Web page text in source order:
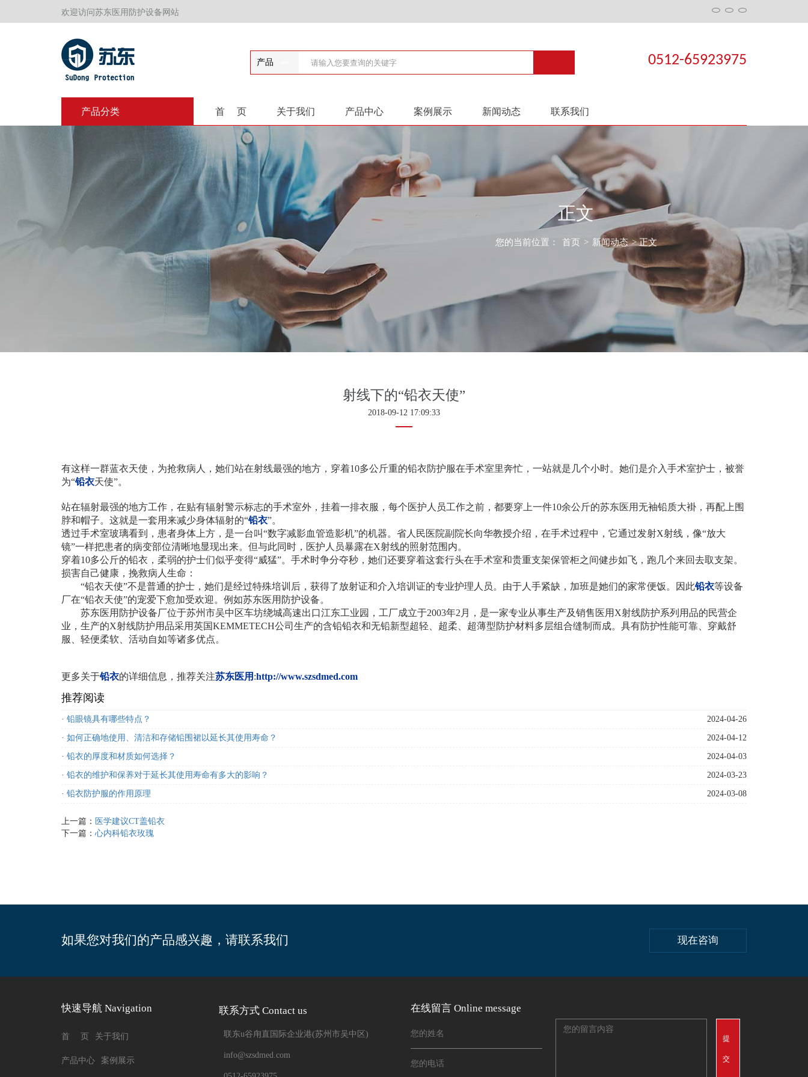
欢迎访问苏东医用防护设备网站
0512-65923975
产品
产品分类 首 页 关于我们 产品中心 案例展示 新闻动态 联系我们
正文
您的当前位置： 首页 > 新闻动态> 正文
射线下的“铅衣天使”
2018-09-12 17:09:33
有这样一群蓝衣天使，为抢救病人，她们站在射线最强的地方，穿着10多公斤重的铅衣防护服在手术室里奔忙，一站就是 几个小时。她们是介入手术室护士，被誉
为“铅衣天使”。
站在辐射最强的地方工作， 在贴有辐射警示标志的手术室外，挂着一排衣服，每个医护人员工作之前，都要穿上一件10余公斤的苏东医用无袖铅质大褂，再配上围
脖和帽子。这就是一套用来减少身体辐射的“铅衣”。
透过手术室玻璃看到，患者身体上方，是一台叫“数字减影血管造影机”的机器。省人民医院副院长向华教授介绍，在手术过程中，它通过发射X射线，像“放大
镜”一样把患者的病变部位清晰地显现出来。但与此同时，医护人员暴露在X射线的照射范围内。
穿着10多公斤的铅衣， 柔弱的护士们似乎变得“威猛”。手术时争分夺秒，她们还要穿着这套行头在手术室和贵重支架保管柜之间健步如飞，跑几个来回去取支架。
损害自己健康， 挽救病人生命：
“铅衣天使”不是普通的护士，她们是经过特殊培训后，获得了放射证和介入培训证的专业护理人员。由于人手紧缺，加班是她们的家常便饭。 因此铅衣等设备
厂在“铅衣天使”的宠爱下愈加受欢迎。例如苏东医用防护设备。
苏东医用防护设备厂位于苏州市吴中区车坊绕城高速出口江东工业园，工厂成立于2003年2 月，是一家专业从事生产及销售医用 X射线防护系列用品的民营企
业，生产的X射线防护用品采用英国KEMMETECH公司生产的含铅铅衣和无铅新型超轻、超柔、超薄型防护材料多层组合缝制而成。具有防护性能可靠、穿戴舒
服、轻便柔软、活动自如等诸多优点。
更多关于铅衣的详细信息，推荐关注苏东医用 :http://www.szsdmed.com
推荐阅读
2024-04-26
· 铅眼镜具有哪些特点？
2024-04-12
· 如何正确地使用、清洁和存储铅围裙以延长其使用寿命？
2024-04-03
· 铅衣的厚度和材质如何选择？
2024-03-23
· 铅衣的维护和保养对于延长其使用寿命有多大的影响？
2024-03-08
· 铅衣防护服的作用原理
上一篇： 医学建议CT盖铅衣
下一篇： 心内科铅衣玫瑰
如果您对我们的产品感兴趣，请联系我们 现在咨询
快速导航 Navigation
首 页 关于我们
产品中心 案例展示
联系方式 Contact us
联东u谷甪直国际企业港(苏州市吴中区)
info@szsdmed.com
在线留言 Online message
提
交